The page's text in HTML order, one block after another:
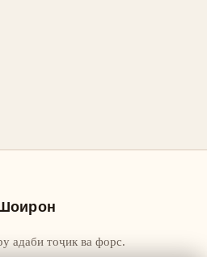
адаби тоҷик ва форс.